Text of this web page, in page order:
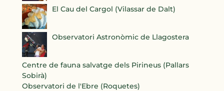
El Cau del Cargol (Vilassar de Dalt)
Observatori Astronòmic de Llagostera
Centre de fauna salvatge dels Pirineus (Pallars
Sobirà)
Observatori de l'Ebre (Roquetes)